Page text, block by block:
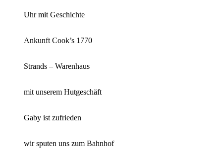
Uhr mit Geschichte
Ankunft Cook’s 1770
Strands – Warenhaus
mit unserem Hutgeschäft
Gaby ist zufrieden
wir sputen uns zum Bahnhof